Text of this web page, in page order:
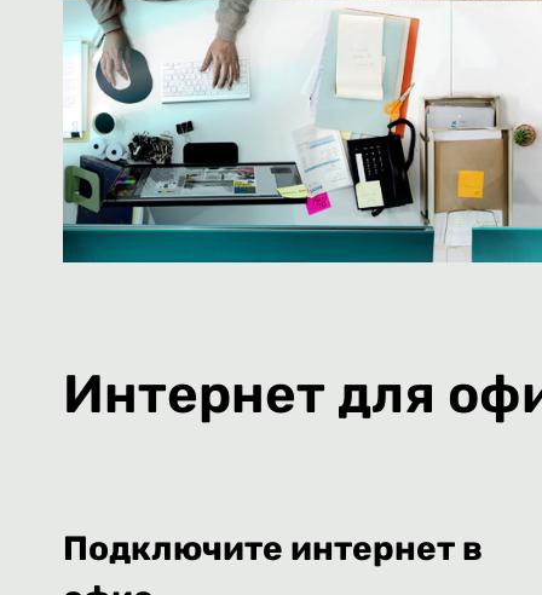
Интернет для
Подключите интернет в